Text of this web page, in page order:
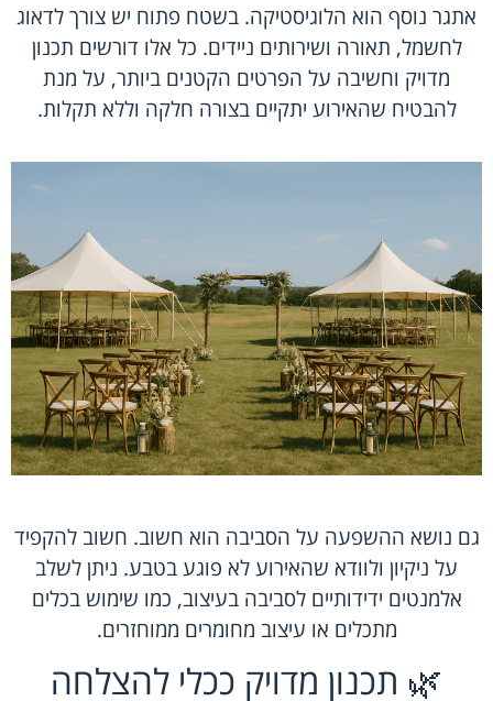
אתגר נוסף הוא הלוגיסטיקה. בשטח פתוח יש צורך לדאוג
לחשמל, תאורה ושירותים ניידים. כל אלו דורשים תכנון
מדויק וחשיבה על הפרטים הקטנים ביותר, על מנת
להבטיח שהאירוע יתקיים בצורה חלקה וללא תקלות.
גם נושא ההשפעה על הסביבה הוא חשוב. חשוב להקפיד
על ניקיון ולוודא שהאירוע לא פוגע בטבע. ניתן לשלב
אלמנטים ידידותיים לסביבה בעיצוב, כמו שימוש בכלים
מתכלים או עיצוב מחומרים ממוחזרים.
🌿 תכנון מדויק ככלי להצלחה